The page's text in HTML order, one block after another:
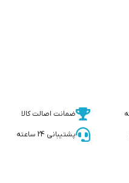
ضمانت اصالت کالا
پشتیبانی 24 ساعته